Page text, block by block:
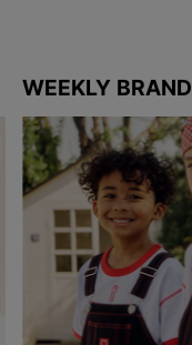
WEEKLY BRAND